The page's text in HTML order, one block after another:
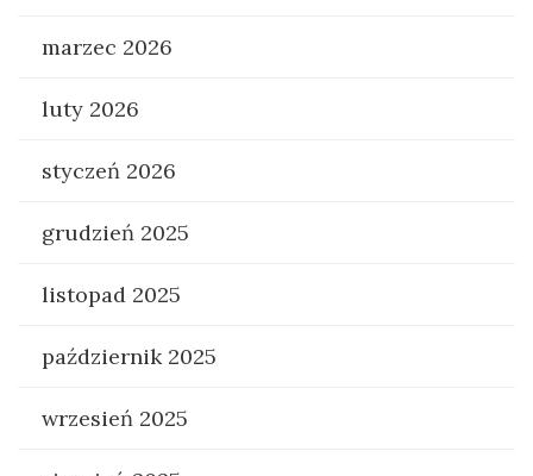
marzec 2026
luty 2026
styczeń 2026
grudzień 2025
listopad 2025
październik 2025
wrzesień 2025